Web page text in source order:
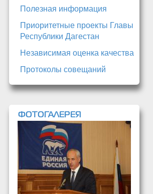
Полезная информация
Приоритетные проекты Главы
Республики Дагестан
Независимая оценка качества
Протоколы совещаний
ФОТОГАЛЕРЕЯ